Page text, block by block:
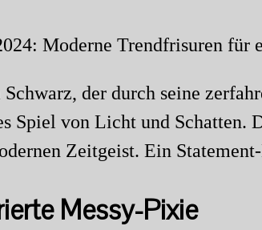
der durch seine
Spiel von Licht und
Zeitgeist. Ein
Messy-Pixie